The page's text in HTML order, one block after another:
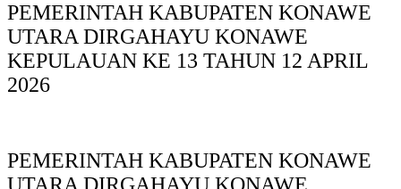
PEMERINTAH KABUPATEN KONAWE
UTARA DIRGAHAYU KONAWE
KEPULAUAN KE 13 TAHUN 12 APRIL
2026
PEMERINTAH KABUPATEN KONAWE